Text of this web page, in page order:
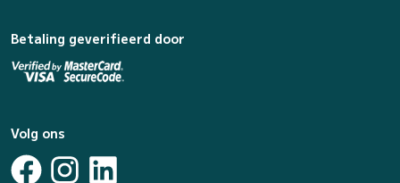
Betaling geverifieerd door
Volg ons